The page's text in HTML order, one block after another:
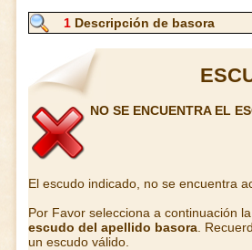
1 Descripción de basora
NO SE ENCUENTRA EL
El escudo indicado, no se encuentra
Por Favor selecciona a continuación
escudo del apellido basora .
un escudo válido.